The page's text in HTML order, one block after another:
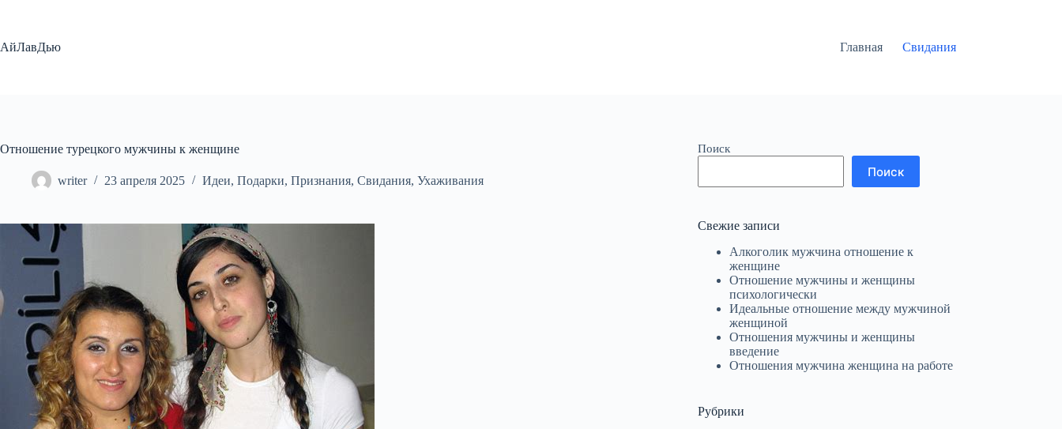
АйЛавДью
Главная Свидания
Отношение турецкого мужчины к женщине
writer 23 апреля 2025 Идеи, Подарки, Признания, Свидания, Ухаживания
Поиск
Поиск
Свежие записи
Алкоголик мужчина отношение к
женщине
Отношение мужчины и женщины
психологически
Идеальные отношение между мужчиной
женщиной
Отношения мужчины и женщины
введение
Отношения мужчина женщина на работе
Рубрики